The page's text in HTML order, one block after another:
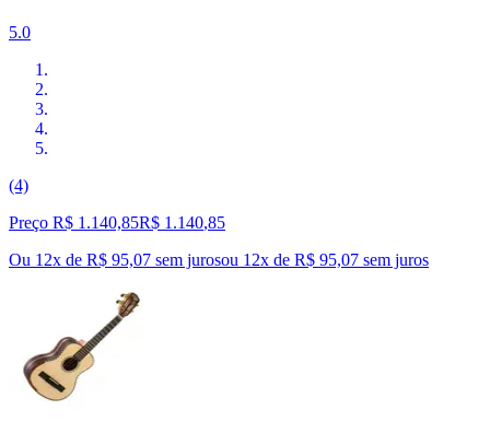
5.0
(4)
Preço R$ 1.140,85R$ 1.140,85
Ou 12x de R$ 95,07 sem jurosou 12x de R$ 95,07 sem juros